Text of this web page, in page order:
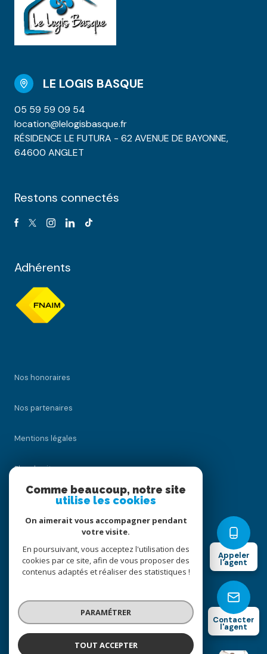
Appeler
l'agent
Contacter
l'agent
LE LOGIS BASQUE
05 59 59 09 54
location@lelogisbasque.fr
RÉSIDENCE LE FUTURA - 62 AVENUE DE BAYONNE,
64600 ANGLET
Restons connectés
Adhérents
Nos honoraires
Nos partenaires
Mentions légales
Plan du site
Cookies
© 2026 | Tous droits réservés
Réalisé par
Comme beaucoup, notre site
utilise les cookies
On aimerait vous accompagner pendant
votre visite.
En poursuivant, vous acceptez l'utilisation des
cookies par ce site, afin de vous proposer des
contenus adaptés et réaliser des statistiques !
PARAMÉTRER
TOUT ACCEPTER